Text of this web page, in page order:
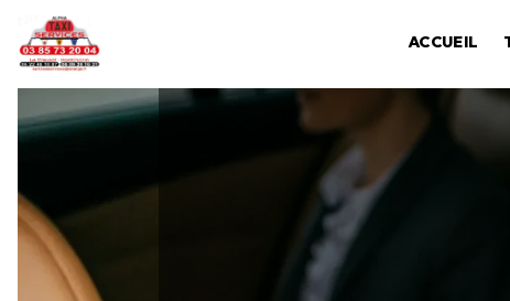
ACCUEIL
Panneau de gestion des cookies